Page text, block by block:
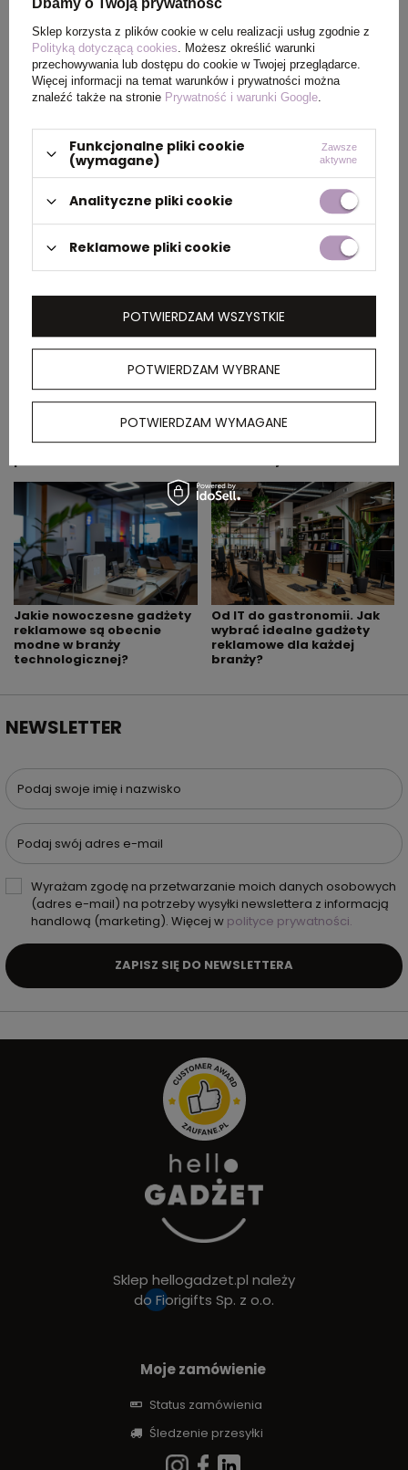
ładowaniem telefonu metodą bezprzewodową wraz z przyjemną
muzyką w tle
Autor wpisu: Team Hellogadzet
gadżetów reklamowych i brandingu. Na blogu dzielimy się
trendami, case studies i sprawdzonymi pomysłami, które
realnie wspierają działania marketingowe.
Pokaż więcej wpisów z Lipiec 2021
Wpisy z tej samej kategorii
Jakie gadżety dodać do
welcome packa dla
Gdzie zamówić gadżety
reklamowe dla agencji
Jakie nowoczesne gadżety
reklamowe są obecnie
modne w branży
technologicznej?
Od IT do gastronomii. Jak
wybrać idealne gadżety
reklamowe dla każdej
branży?
NEWSLETTER
Podaj swoje imię i nazwisko
Podaj swój adres e-mail
Wyrażam zgodę na przetwarzanie moich danych osobowych
(adres e-mail) na potrzeby wysyłki newslettera z informacją
handlową (marketing). Więcej w polityce prywatności.
ZAPISZ SIĘ DO NEWSLETTERA
Sklep hellogadzet.pl należy
do Fiorigifts Sp. z o.o.
Moje zamówienie
Status zamówienia
Śledzenie przesyłki
Dbamy o Twoją prywatność
Sklep korzysta z plików cookie w celu realizacji usług zgodnie z
Polityką dotyczącą cookies. Możesz określić warunki
przechowywania lub dostępu do cookie w Twojej przeglądarce.
Więcej informacji na temat warunków i prywatności można
znaleźć także na stronie Prywatność i warunki Google.
Funkcjonalne pliki cookie
(wymagane)
Zawsze
aktywne
Analityczne pliki cookie
Reklamowe pliki cookie
POTWIERDZAM WYBRANE
POTWIERDZAM WYMAGANE
POTWIERDZAM WSZYSTKIE